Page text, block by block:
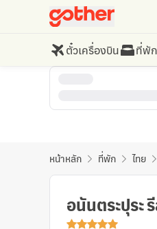
ตั๋วเครื่องบิน ที่พัก
หน้าหลัก ที่พัก ไทย
อนันตระปุระ